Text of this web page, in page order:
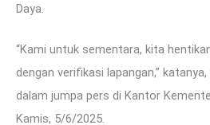
Daya.
“Kami untuk sementara, kita
dengan verifikasi lapangan,”
dalam jumpa pers di Kantor
Kamis, 5/6/2025.